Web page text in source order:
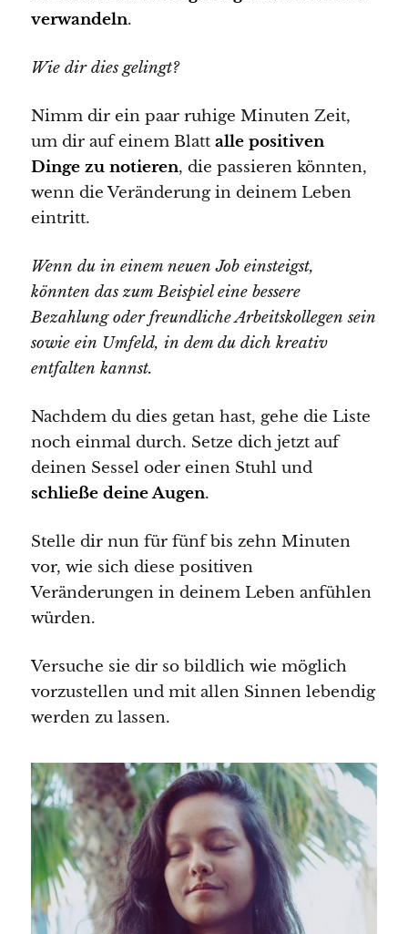
verwandeln.
Wie dir dies gelingt?
Nimm dir ein paar ruhige Minuten Zeit,
um dir auf einem Blatt alle positiven
Dinge zu notieren, die passieren könnten,
wenn die Veränderung in deinem Leben
eintritt.
Wenn du in einem neuen Job einsteigst,
könnten das zum Beispiel eine bessere
Bezahlung oder freundliche Arbeitskollegen sein
sowie ein Umfeld, in dem du dich kreativ
entfalten kannst.
Nachdem du dies getan hast, gehe die Liste
noch einmal durch. Setze dich jetzt auf
deinen Sessel oder einen Stuhl und
schließe deine Augen.
Stelle dir nun für fünf bis zehn Minuten
vor, wie sich diese positiven
Veränderungen in deinem Leben anfühlen
würden.
Versuche sie dir so bildlich wie möglich
vorzustellen und mit allen Sinnen lebendig
werden zu lassen.